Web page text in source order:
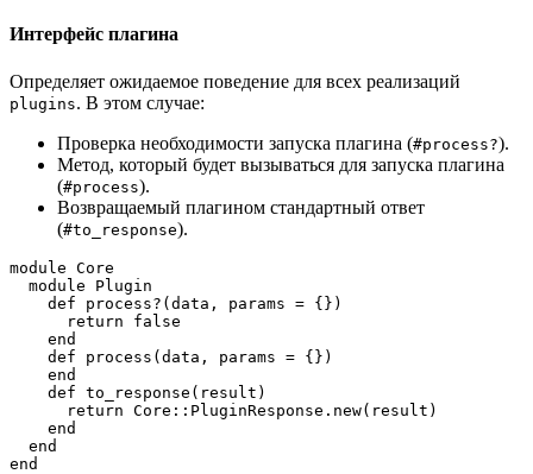
Интерфейс плагина
Определяет ожидаемое поведение для всех реализаций
plugins. В этом случае:
Проверка необходимости запуска плагина (#process?).
Метод, который будет вызываться для запуска плагина
(#process).
Возвращаемый плагином стандартный ответ
(#to_response).
module Core
  module Plugin
    def process?(data, params = {})
      return false
    end
    def process(data, params = {})
    end
    def to_response(result)
      return Core::PluginResponse.new(result)
    end
  end
end